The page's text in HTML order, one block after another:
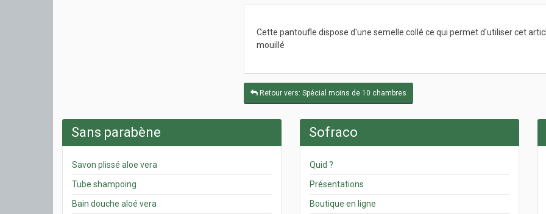
Cette pantoufle dispose d'une semelle collé ce qui permet d'utiliser cet
mouillé
Retour vers: Spécial moins de 10 chambres
Sans parabène
Savon plissé aloe vera
Tube shampoing
Bain douche aloé vera
Sofraco
Quid ?
Présentations
Boutique en ligne